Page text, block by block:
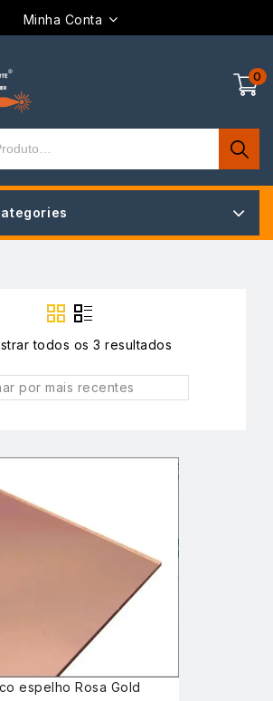
Minha Conta
0
todos os 3 resultados
por mais recentes
espelho Rosa Gold